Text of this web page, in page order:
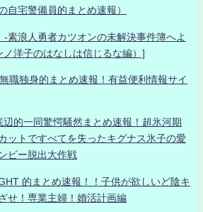
自宅警備員的まとめ速報）
素浪人勇者カツオンの未解決事件簿へよ
ノ洋子のはなしは信じるな編）]
独身的まとめ速報！有益便利情報サイ
的一同驚愕騒然まとめ速報！超氷河期
ットですべてを失ったキグナス氷子の愛
ビー脱出大作戦
的まとめ速報！！子供が欲しいど陰キ
せ！専業主婦！婚活計画編